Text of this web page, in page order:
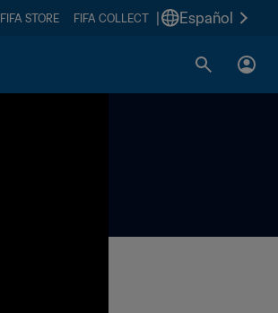
FIFA STORE FIFA COLLECT Español